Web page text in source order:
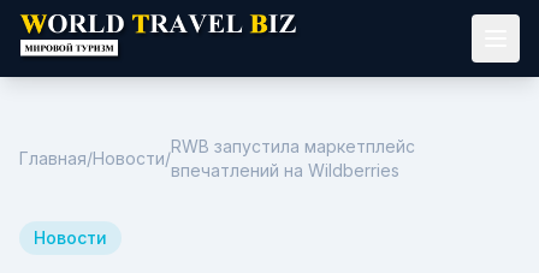
Главная/Новости/
RWB запустила маркетплейс
впечатлений на Wildberries
Новости